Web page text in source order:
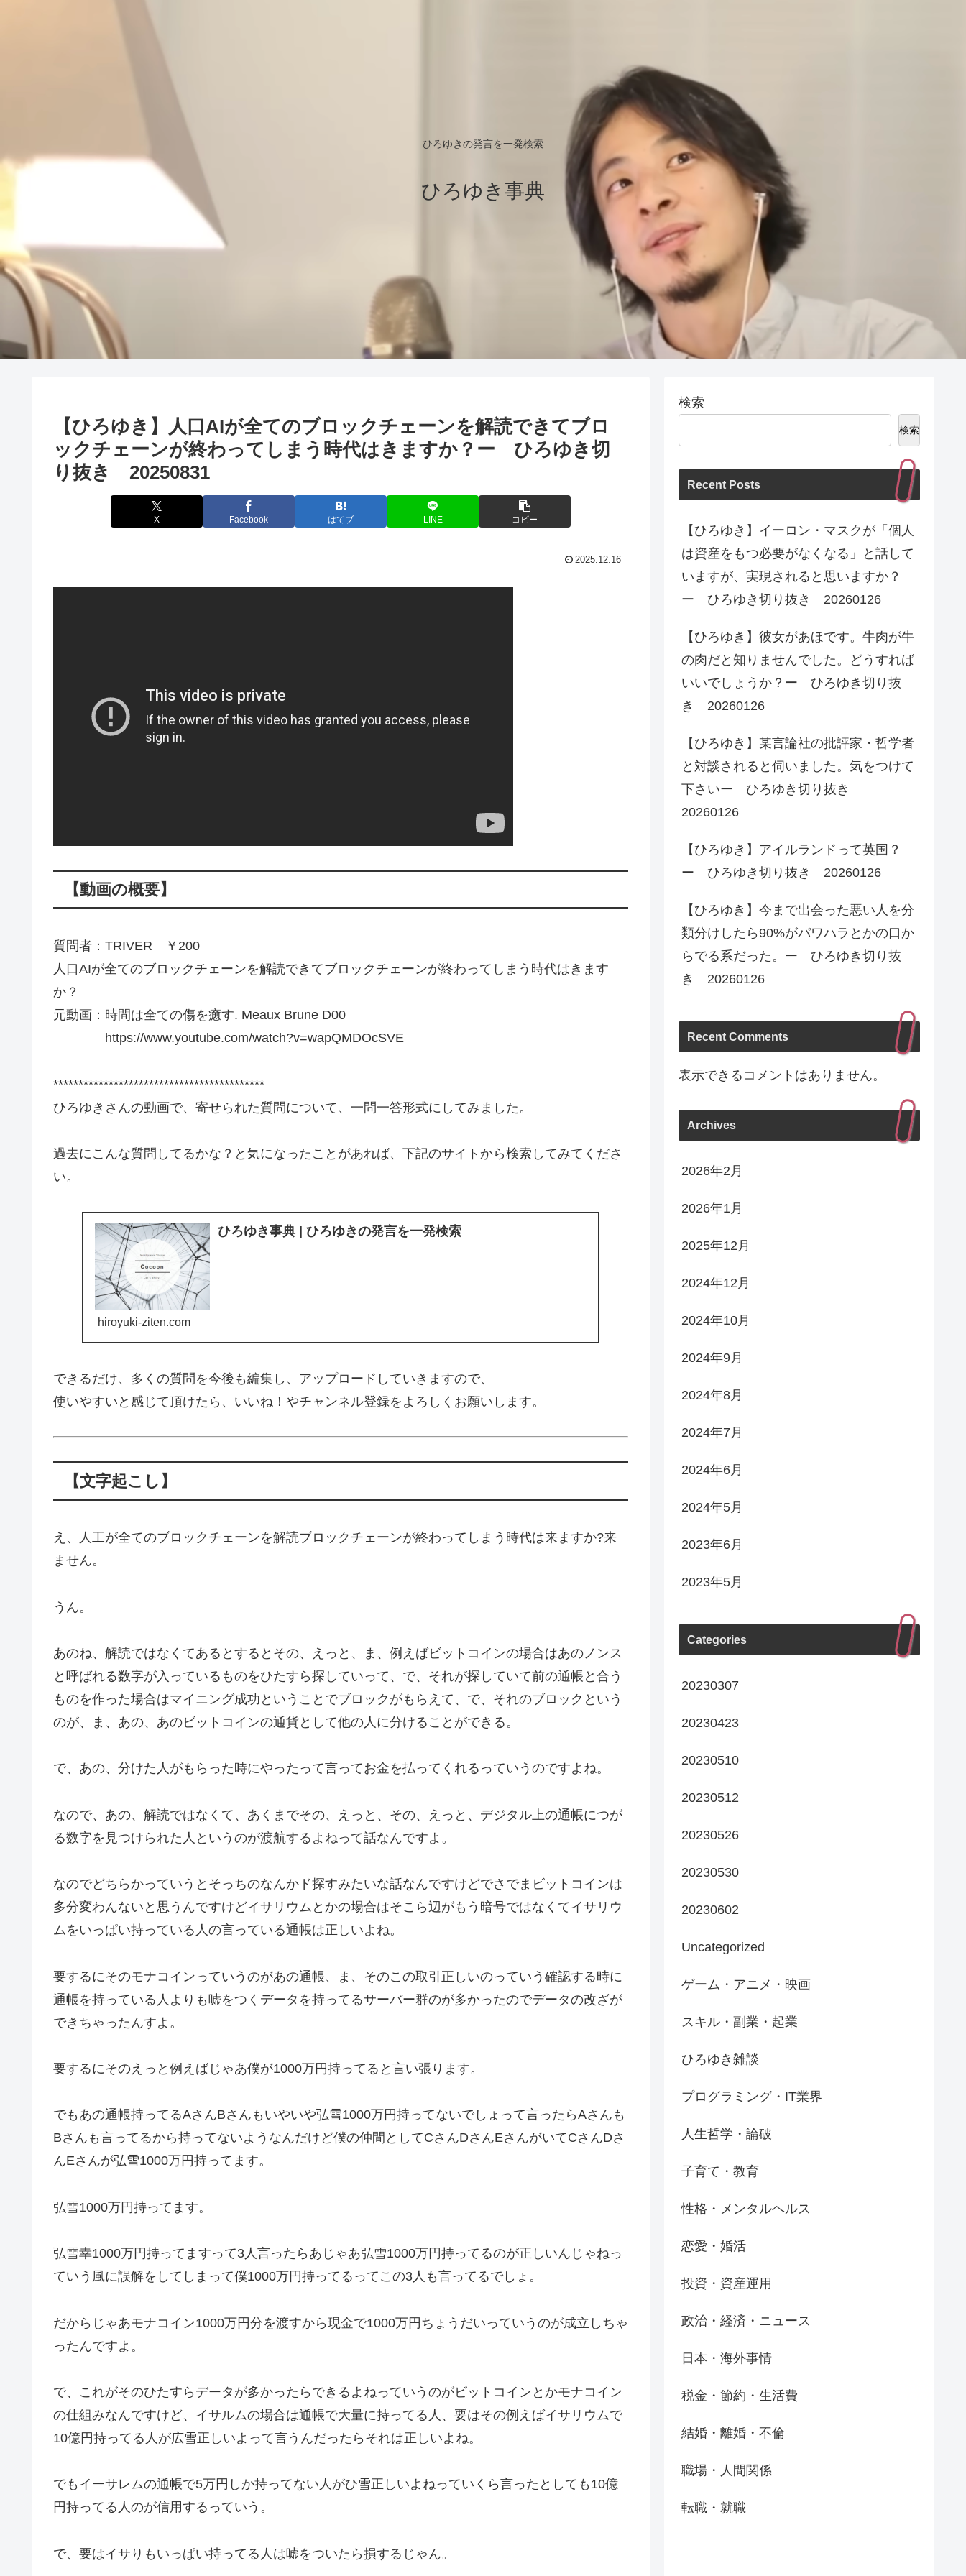
ひろゆきの発言を一発検索
ひろゆき事典
【ひろゆき】人口AIが全てのブロックチェーンを解読できてブロ
ックチェーンが終わってしまう時代はきますか？ー ひろゆき切
り抜き 20250831
X Facebook はてブ LINE コピー
2025.12.16
【動画の概要】
質問者：TRIVER ￥200
人口AIが全てのブロックチェーンを解読できてブロックチェーンが終わってしまう時代はきます
か？
元動画：時間は全ての傷を癒す. Meaux Brune D00
https://www.youtube.com/watch?v=wapQMDOcSVE
******************************************
ひろゆきさんの動画で、寄せられた質問について、一問一答形式にしてみました。
過去にこんな質問してるかな？と気になったことがあれば、下記のサイトから検索してみてくださ
い。
ひろゆき事典 | ひろゆきの発言を一発検索
hiroyuki-ziten.com
できるだけ、多くの質問を今後も編集し、アップロードしていきますので、
使いやすいと感じて頂けたら、いいね！やチャンネル登録をよろしくお願いします。
【文字起こし】
え、人工が全てのブロックチェーンを解読ブロックチェーンが終わってしまう時代は来ますか?来
ません。
うん。
あのね、解読ではなくてあるとするとその、えっと、ま、例えばビットコインの場合はあのノンス
と呼ばれる数字が入っているものをひたすら探していって、で、それが探していて前の通帳と合う
ものを作った場合はマイニング成功ということでブロックがもらえて、で、それのブロックという
のが、ま、あの、あのビットコインの通貨として他の人に分けることができる。
で、あの、分けた人がもらった時にやったって言ってお金を払ってくれるっていうのですよね。
なので、あの、解読ではなくて、あくまでその、えっと、その、えっと、デジタル上の通帳につが
る数字を見つけられた人というのが渡航するよねって話なんですよ。
なのでどちらかっていうとそっちのなんかド探すみたいな話なんですけどでさでまビットコインは
多分変わんないと思うんですけどイサリウムとかの場合はそこら辺がもう暗号ではなくてイサリウ
ムをいっぱい持っている人の言っている通帳は正しいよね。
要するにそのモナコインっていうのがあの通帳、ま、そのこの取引正しいのっていう確認する時に
通帳を持っている人よりも嘘をつくデータを持ってるサーバー群のが多かったのでデータの改ざが
できちゃったんすよ。
要するにそのえっと例えばじゃあ僕が1000万円持ってると言い張ります。
でもあの通帳持ってるAさんBさんもいやいや弘雪1000万円持ってないでしょって言ったらAさんも
Bさんも言ってるから持ってないようなんだけど僕の仲間としてCさんDさんEさんがいてCさんDさ
んEさんが弘雪1000万円持ってます。
弘雪1000万円持ってます。
弘雪幸1000万円持ってますって3人言ったらあじゃあ弘雪1000万円持ってるのが正しいんじゃねっ
ていう風に誤解をしてしまって僕1000万円持ってるってこの3人も言ってるでしょ。
だからじゃあモナコイン1000万円分を渡すから現金で1000万円ちょうだいっていうのが成立しちゃ
ったんですよ。
で、これがそのひたすらデータが多かったらできるよねっていうのがビットコインとかモナコイン
の仕組みなんですけど、イサルムの場合は通帳で大量に持ってる人、要はその例えばイサリウムで
10億円持ってる人が広雪正しいよって言うんだったらそれは正しいよね。
でもイーサレムの通帳で5万円しか持ってない人がひ雪正しいよねっていくら言ったとしても10億
円持ってる人のが信用するっていう。
で、要はイサりもいっぱい持ってる人は嘘をついたら損するじゃん。
検索
検索
Recent Posts
【ひろゆき】イーロン・マスクが「個人
は資産をもつ必要がなくなる」と話して
いますが、実現されると思いますか？
ー ひろゆき切り抜き 20260126
【ひろゆき】彼女があほです。牛肉が牛
の肉だと知りませんでした。どうすれば
いいでしょうか？ー ひろゆき切り抜
き 20260126
【ひろゆき】某言論社の批評家・哲学者
と対談されると伺いました。気をつけて
下さいー ひろゆき切り抜き
20260126
【ひろゆき】アイルランドって英国？
ー ひろゆき切り抜き 20260126
【ひろゆき】今まで出会った悪い人を分
類分けしたら90%がパワハラとかの口か
らでる系だった。ー ひろゆき切り抜
き 20260126
Recent Comments
表示できるコメントはありません。
Archives
2026年2月
2026年1月
2025年12月
2024年12月
2024年10月
2024年9月
2024年8月
2024年7月
2024年6月
2024年5月
2023年6月
2023年5月
Categories
20230307
20230423
20230510
20230512
20230526
20230530
20230602
Uncategorized
ゲーム・アニメ・映画
スキル・副業・起業
ひろゆき雑談
プログラミング・IT業界
人生哲学・論破
子育て・教育
性格・メンタルヘルス
恋愛・婚活
投資・資産運用
政治・経済・ニュース
日本・海外事情
税金・節約・生活費
結婚・離婚・不倫
職場・人間関係
転職・就職